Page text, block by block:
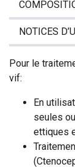
NOTICES
Pour le
vif:
En
seules
ettiques